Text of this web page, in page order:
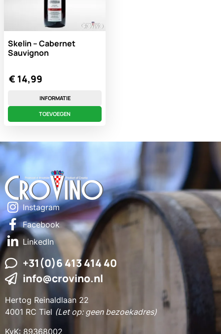
Skelin – Cabernet
Sauvignon
€14,99
INFORMATIE
TOEVOEGEN
Instagram
Facebook
LinkedIn
+31(0)6 413 414 40
info@crovino.nl
Hertog Reinaldlaan 22
4001 RC Tiel (Let op: geen bezoekadres)
KvK: 89368002